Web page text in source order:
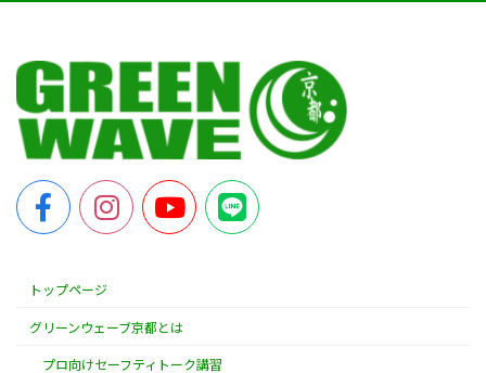
トップページ
グリーンウェーブ京都とは
プロ向けセーフティトーク講習